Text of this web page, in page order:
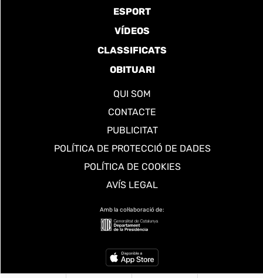
ESPORT
VÍDEOS
CLASSIFICATS
OBITUARI
QUI SOM
CONTACTE
PUBLICITAT
POLÍTICA DE PROTECCIÓ DE DADES
POLÍTICA DE COOKIES
AVÍS LEGAL
Amb la col·laboració de: